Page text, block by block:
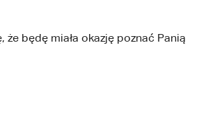
że będę miała okazję poznać Panią